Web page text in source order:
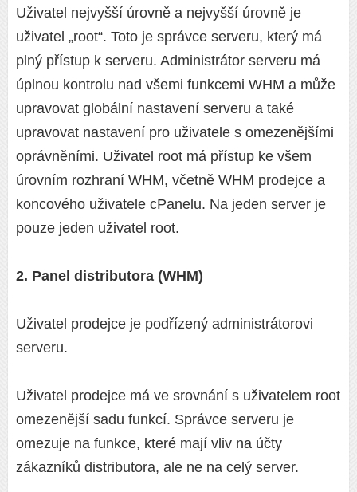
Uživatel nejvyšší úrovně a nejvyšší úrovně je
uživatel „root“. Toto je správce serveru, který má
plný přístup k serveru. Administrátor serveru má
úplnou kontrolu nad všemi funkcemi WHM a může
upravovat globální nastavení serveru a také
upravovat nastavení pro uživatele s omezenějšími
oprávněními. Uživatel root má přístup ke všem
úrovním rozhraní WHM, včetně WHM prodejce a
koncového uživatele cPanelu. Na jeden server je
pouze jeden uživatel root.
2. Panel distributora (WHM)
Uživatel prodejce je podřízený administrátorovi
serveru.
Uživatel prodejce má ve srovnání s uživatelem root
omezenější sadu funkcí. Správce serveru je
omezuje na funkce, které mají vliv na účty
zákazníků distributora, ale ne na celý server.